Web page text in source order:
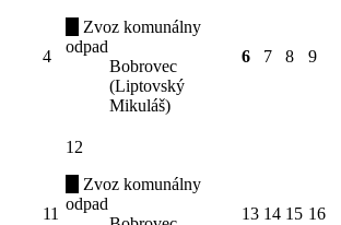
4
Zvoz komunálny
odpad
Bobrovec
(Liptovský
Mikuláš)
6 7 8 9
11
12
Zvoz komunálny
odpad
13 14 15 16